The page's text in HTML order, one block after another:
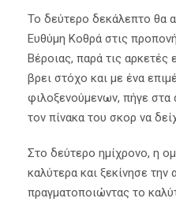
Το δεύτερο δεκάλεπτο θα
Ευθύμη Κοθρά στις
Βέροιας, παρά τις αρκετές
βρει στόχο και με ένα
φιλοξενούμενων, πήγε στα
τον πίνακα του σκορ να
Στο δεύτερο ημίχρονο, η
καλύτερα και ξεκίνησε την
πραγματοποιώντας το